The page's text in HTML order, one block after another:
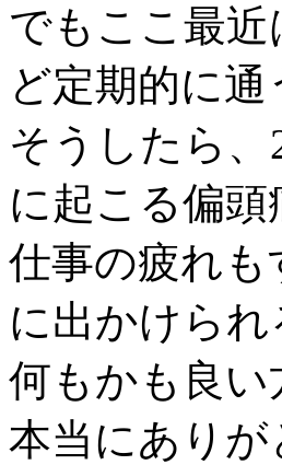
でもここ最
ど定期的に
そうしたら
に起こる偏
仕事の疲れ
に出かけら
何もかも良
本当にあり